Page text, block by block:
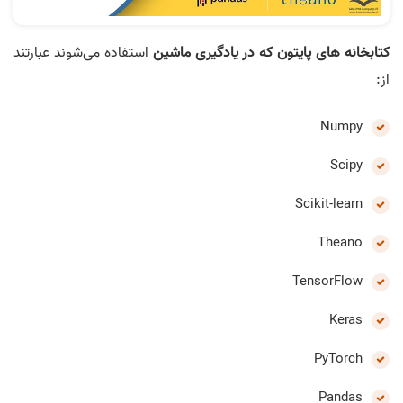
کتابخانه های پایتون که در یادگیری ماشین استفاده می‌شوند عبارتند
از:
Numpy
Scipy
Scikit-learn
Theano
TensorFlow
Keras
PyTorch
Pandas